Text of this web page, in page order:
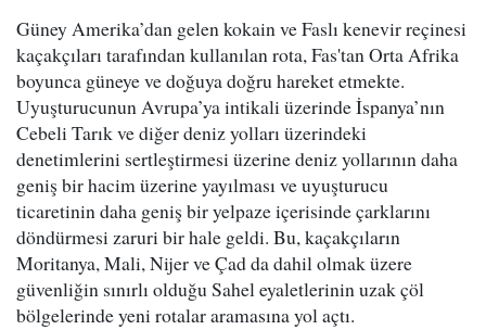
Güney Amerika’dan gelen kokain ve Faslı kenevir reçinesi
kaçakçıları tarafından kullanılan rota, Fas'tan Orta Afrika
boyunca güneye ve doğuya doğru hareket etmekte.
Uyuşturucunun Avrupa’ya intikali üzerinde İspanya’nın
Cebeli Tarık ve diğer deniz yolları üzerindeki
denetimlerini sertleştirmesi üzerine deniz yollarının daha
geniş bir hacim üzerine yayılması ve uyuşturucu
ticaretinin daha geniş bir yelpaze içerisinde çarklarını
döndürmesi zaruri bir hale geldi. Bu, kaçakçıların
Moritanya, Mali, Nijer ve Çad da dahil olmak üzere
güvenliğin sınırlı olduğu Sahel eyaletlerinin uzak çöl
bölgelerinde yeni rotalar aramasına yol açtı.